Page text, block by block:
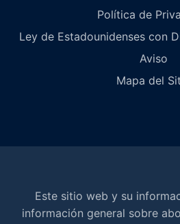
Política de
Ley de Estadounidenses con
Aviso
Mapa del
Este sitio web y su
información general sobre